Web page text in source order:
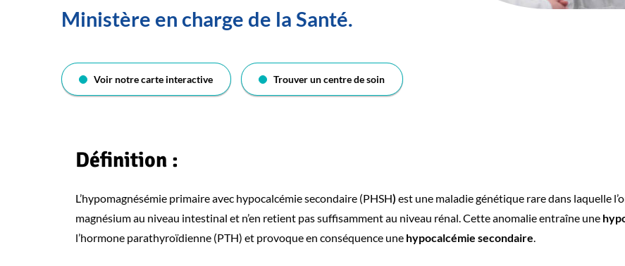
Ministère en charge de la Santé.
Voir notre carte interactive Trouver un centre de soin
Définition :
L’hypomagnésémie primaire avec hypocalcémie secondaire (PHSH) est une maladie génétique rare dans laquelle
magnésium au niveau intestinal et n’en retient pas suffisamment au niveau rénal. Cette anomalie entraîne une
l’hormone parathyroïdienne (PTH) et provoque en conséquence une hypocalcémie secondaire.